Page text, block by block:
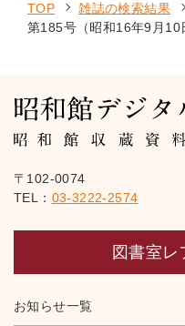
TOP 雑誌の検索結果
第185号（昭和16年9月10
〒102-0074
TEL： 03-3222-2574
図書室レ
お知らせ一覧